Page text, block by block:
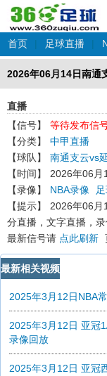
首页 | 足球直播 |
2026年06月14日南通
直播
【信号】
等待发布信
【分类】
中甲直播
【球队】
南通支云vs
【时间】
2026年06月
【录像】
NBA录像
【提示】
2026年06月
分直播，文字直播，
最新信号请 点此刷新
最新相关视频
2025年3月12日NBA
2025年3月12日 亚冠
录像回放
2025年3月12日 亚冠